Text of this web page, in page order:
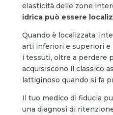
elasticità delle zone
idrica può essere
Quando è localizzata,
arti inferiori e superiori e
i tessuti, oltre a perdere
acquisiscono il classico
lattiginoso quando si fa
Il tuo medico di fiducia
una diagnosi di